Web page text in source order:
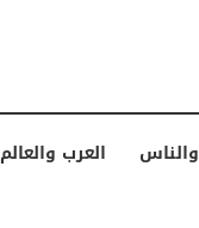
العرب والعالم